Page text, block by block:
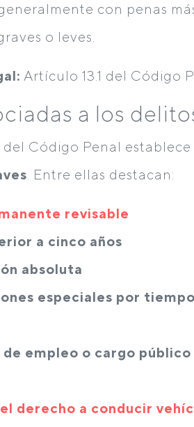
generalmente con penas
o leves.
Artículo 13.1 del Código
a los
Código Penal establece
. Entre ellas destacan:
revisable
a cinco años
absoluta
especiales por
de empleo o cargo
derecho a conducir